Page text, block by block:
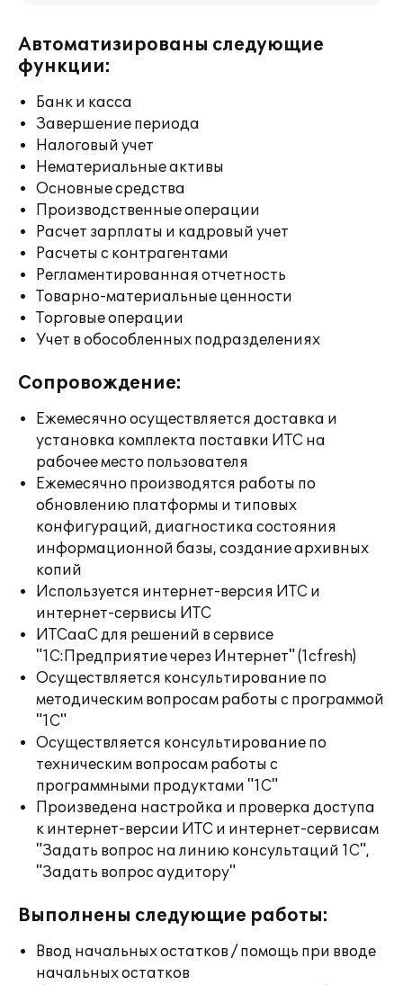
Автоматизированы следующие
функции:
Банк и касса
Завершение периода
Налоговый учет
Нематериальные активы
Основные средства
Производственные операции
Расчет зарплаты и кадровый учет
Расчеты с контрагентами
Регламентированная отчетность
Товарно-материальные ценности
Торговые операции
Учет в обособленных подразделениях
Сопровождение:
Ежемесячно осуществляется доставка и
установка комплекта поставки ИТС на
рабочее место пользователя
Ежемесячно производятся работы по
обновлению платформы и типовых
конфигураций, диагностика состояния
информационной базы, создание архивных
копий
Используется интернет-версия ИТС и
интернет-сервисы ИТС
ИТСааС для решений в сервисе
"1С:Предприятие через Интернет" (1cfresh)
Осуществляется консультирование по
методическим вопросам работы с программой
"1С"
Осуществляется консультирование по
техническим вопросам работы с
программными продуктами "1С"
Произведена настройка и проверка доступа
к интернет-версии ИТС и интернет-сервисам
"Задать вопрос на линию консультаций 1С",
"Задать вопрос аудитору"
Выполнены следующие работы:
Ввод начальных остатков / помощь при вводе
начальных остатков